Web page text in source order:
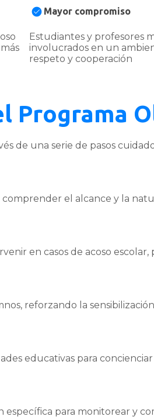
Mayor compromiso
Estudiantes y profesores
involucrados en un
respeto y cooperación
Programa
de una serie de pasos
el alcance y la
en casos de acoso
reforzando la
educativas para
específica para monitorear y